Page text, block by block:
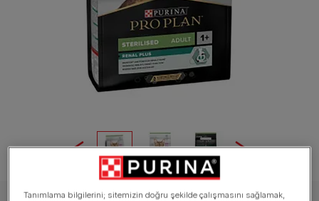
Tanımlama bilgilerini; sitemizin doğru şekilde çalışmasını sağlamak,